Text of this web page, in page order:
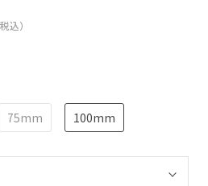
込）
75mm 100mm